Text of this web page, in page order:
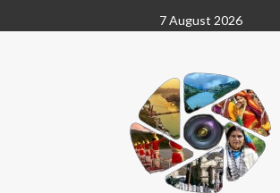
to
7 August 2026